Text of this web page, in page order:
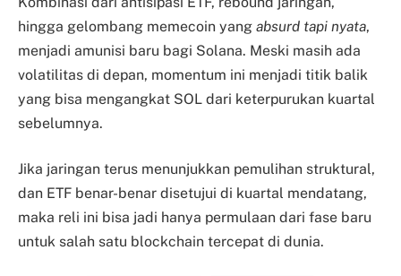
hingga gelombang memecoin yang absurd tapi nyata,
menjadi amunisi baru bagi Solana. Meski masih ada
volatilitas di depan, momentum ini menjadi titik balik
yang bisa mengangkat SOL dari keterpurukan kuartal
sebelumnya.
Jika jaringan terus menunjukkan pemulihan struktural,
dan ETF benar-benar disetujui di kuartal mendatang,
maka reli ini bisa jadi hanya permulaan dari fase baru
untuk salah satu blockchain tercepat di dunia.